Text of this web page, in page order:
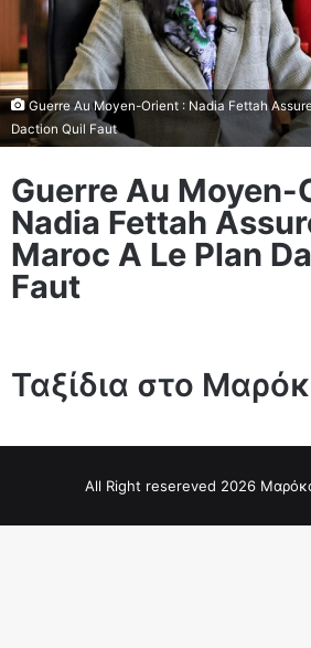
Guerre Au Moyen-Orient : Nadia Fettah
Daction Quil Faut
Guerre Au Moyen-
Nadia Fettah
Maroc A Le Plan
Faut
Ταξίδια στο
All Right resereved 2026